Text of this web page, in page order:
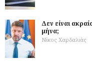
Δεν είναι
μήνα;
Νίκος Χαρδαλιάς